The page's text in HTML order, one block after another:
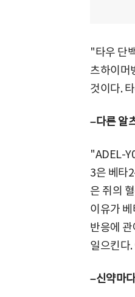
"타우 단
츠하이머
것이다.
–다른 알
"ADEL-
3은 베타
은 쥐의
이유가
반응에
일으킨다
–신약마